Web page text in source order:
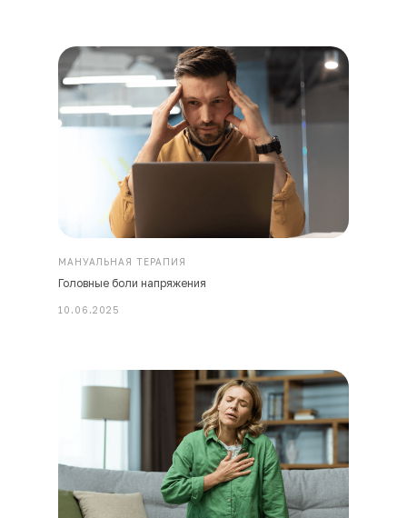
МАНУАЛЬНАЯ ТЕРАПИЯ
Головные боли напряжения
10.06.2025